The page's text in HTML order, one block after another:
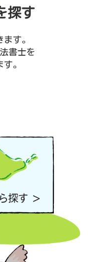
探す
す。
書士を
。